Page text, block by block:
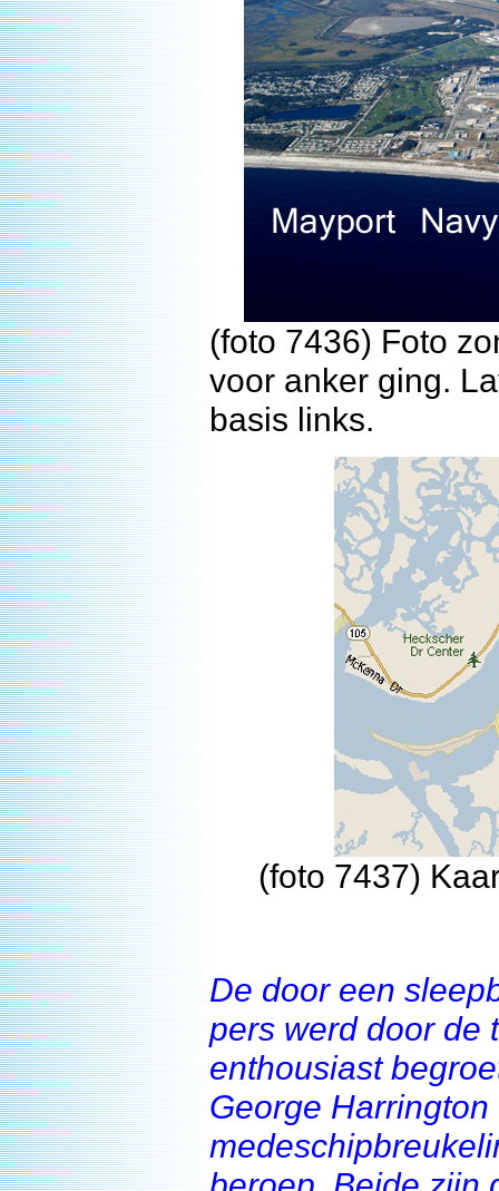
(foto 7436) Foto
voor anker ging.
basis links.
(foto 7437)
De door een
pers werd door de
enthousiast
George